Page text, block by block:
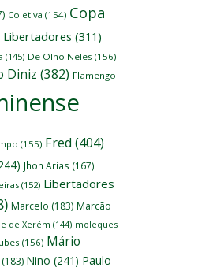
Coletiva (154) Copa
Libertadores (311)
(145) De Olho Neles (156)
Diniz (382) Flamengo
(155) Fred (404)
Jhon Arias (167)
(152) Libertadores
Marcelo (183) Marcão
de Xerém (144) moleques
(156) Mário
(183) Nino (241) Paulo